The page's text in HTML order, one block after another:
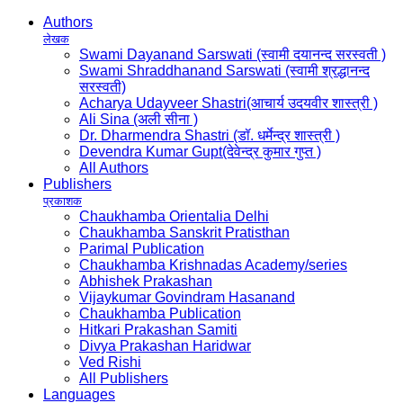
Authors
लेखक
Swami Dayanand Sarswati (स्वामी दयानन्द सरस्वती )
Swami Shraddhanand Sarswati (स्वामी श्रद्धानन्द
सरस्वती)
Acharya Udayveer Shastri(आचार्य उदयवीर शास्त्री )
Ali Sina (अली सीना )
Dr. Dharmendra Shastri (डॉ. धर्मेन्द्र शास्त्री )
Devendra Kumar Gupt(देवेन्द्र कुमार गुप्त )
All Authors
Publishers
प्रकाशक
Chaukhamba Orientalia Delhi
Chaukhamba Sanskrit Pratisthan
Parimal Publication
Chaukhamba Krishnadas Academy/series
Abhishek Prakashan
Vijaykumar Govindram Hasanand
Chaukhamba Publication
Hitkari Prakashan Samiti
Divya Prakashan Haridwar
Ved Rishi
All Publishers
Languages